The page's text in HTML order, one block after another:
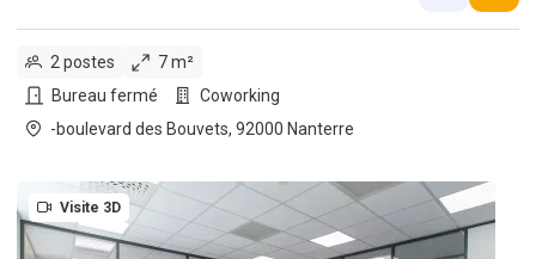
2 postes
7 m²
Bureau fermé
Coworking
-boulevard des Bouvets, 92000 Nanterre
Visite 3D